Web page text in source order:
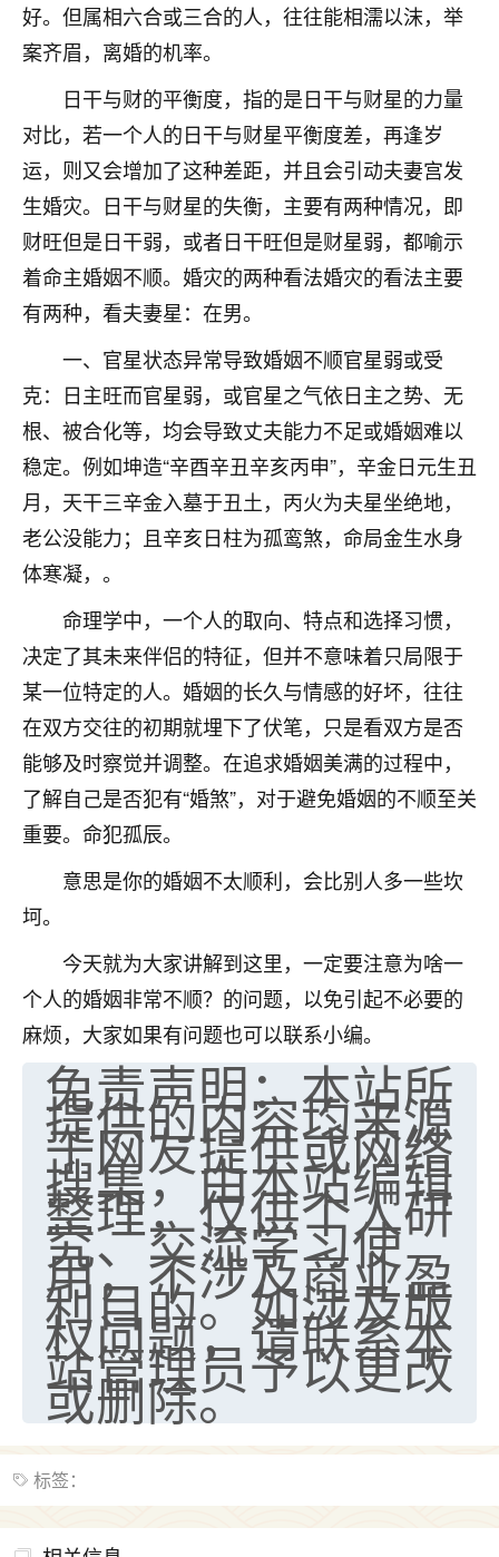
好。但属相六合或三合的人，往往能相濡以沫，举
案齐眉，离婚的机率。
日干与财的平衡度，指的是日干与财星的力量
对比，若一个人的日干与财星平衡度差，再逢岁
运，则又会增加了这种差距，并且会引动夫妻宫发
生婚灾。日干与财星的失衡，主要有两种情况，即
财旺但是日干弱，或者日干旺但是财星弱，都喻示
着命主婚姻不顺。婚灾的两种看法婚灾的看法主要
有两种，看夫妻星：在男。
一、官星状态异常导致婚姻不顺官星弱或受
克：日主旺而官星弱，或官星之气依日主之势、无
根、被合化等，均会导致丈夫能力不足或婚姻难以
稳定。例如坤造“辛酉辛丑辛亥丙申”，辛金日元生丑
月，天干三辛金入墓于丑土，丙火为夫星坐绝地，
老公没能力；且辛亥日柱为孤鸾煞，命局金生水身
体寒凝，。
命理学中，一个人的取向、特点和选择习惯，
决定了其未来伴侣的特征，但并不意味着只局限于
某一位特定的人。婚姻的长久与情感的好坏，往往
在双方交往的初期就埋下了伏笔，只是看双方是否
能够及时察觉并调整。在追求婚姻美满的过程中，
了解自己是否犯有“婚煞”，对于避免婚姻的不顺至关
重要。命犯孤辰。
意思是你的婚姻不太顺利，会比别人多一些坎
坷。
今天就为大家讲解到这里，一定要注意为啥一
个人的婚姻非常不顺？的问题，以免引起不必要的
麻烦，大家如果有问题也可以联系小编。
免责声明：本站所
提供的内容均来源
于网友提供或网络
搜集，由本站编辑
整理，仅供个人研
究、交流学习使
用，不涉及商业盈
利目的。如涉及版
权问题，请联系本
站管理员予以更改
或删除。
标签：
鹿森：是的，其实跟老师聊过之后，最大的感
触，首先就是心态会变好，万般皆是命，半点
不由人！
1天前 来自四川 9
金白水清
我也想找老师看看，有没有人给个联系方式的啊？
鹿森：慧来老师微信：gjsy0624
1天前 来自江西
青春168
我也想要，我也想要！
2天前 来自山西 15
Jessica李
老师做不做超度法事？我想给我奶奶做超度，她今年
刚去世了。
七零老顽童
做梦梦见她，后来也是朋友介绍，找到慧来老
师，安排了超度法事，做梦再也没有梦到过
了，一开始是半信半疑的，图个心安，给亡母
超度，现在看来，人不信也不行。
2天前 来自云南 11
优秀的张同学
老师收徒吗？？我对这些很感兴趣